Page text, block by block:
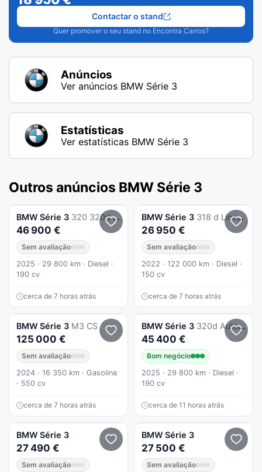
Quer promover o seu stand no Encontra Carros?
Contactar o stand
Anúncios
Ver anúncios BMW Série 3
Estatísticas
Ver estatísticas BMW Série 3
Outros anúncios BMW Série 3
BMW Série 3 320 320d Auto 48V Touring Pack M Auto
46 900 €
Sem avaliação
2025 · 29 800 km · Diesel ·
190 cv
cerca de 7 horas atrás
BMW Série 3 318 d Line Sport Auto
26 950 €
Sem avaliação
2022 · 122 000 km · Diesel ·
150 cv
cerca de 7 horas atrás
BMW Série 3 M3 CS
125 000 €
Sem avaliação
2024 · 16 350 km · Gasolina
· 550 cv
cerca de 7 horas atrás
BMW Série 3 320d Auto 48V
45 400 €
Bom negócio
2025 · 29 800 km · Diesel ·
190 cv
cerca de 11 horas atrás
BMW Série 3
27 490 €
Sem avaliação
BMW Série 3
27 500 €
Sem avaliação